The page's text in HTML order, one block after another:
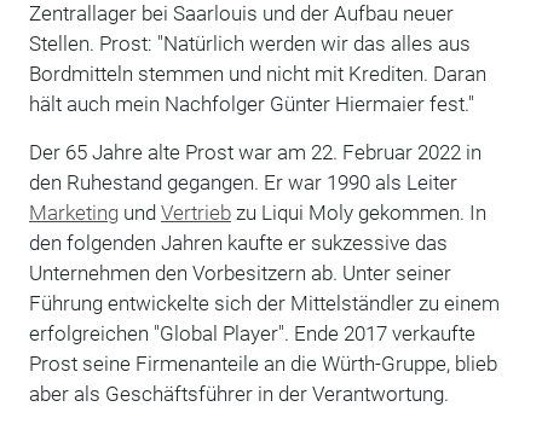
Zentrallager bei Saarlouis und der Aufbau neuer
Stellen. Prost: "Natürlich werden wir das alles aus
Bordmitteln stemmen und nicht mit Krediten. Daran
hält auch mein Nachfolger Günter Hiermaier fest."
Der 65 Jahre alte Prost war am 22. Februar 2022 in
den Ruhestand gegangen. Er war 1990 als Leiter
Marketingund Vertriebzu Liqui Moly gekommen. In
den folgenden Jahren kaufte er sukzessive das
Unternehmen den Vorbesitzern ab. Unter seiner
Führung entwickelte sich der Mittelständler zu einem
erfolgreichen "Global Player". Ende 2017 verkaufte
Prost seine Firmenanteile an die Würth-Gruppe, blieb
aber als Geschäftsführer in der Verantwortung.